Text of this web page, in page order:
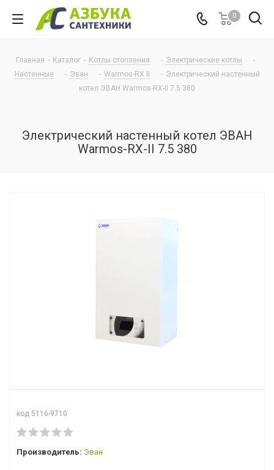
0
Главная - Каталог - Котлы отопления - Электрические котлы
-
Настенные
- Эван - Warmos-RX II - Электрический настенный
котел ЭВАН Warmos-RX-II 7.5 380
Электрический настенный котел ЭВАН
Warmos-RX-II 7.5 380
код 5116-9710
Производитель: Эван